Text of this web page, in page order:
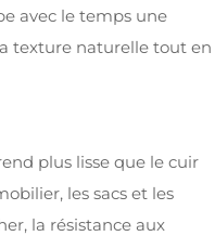
avec le temps une
texture naturelle tout en
plus lisse que le cuir
les sacs et les
la résistance aux